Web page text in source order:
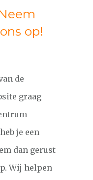
op!
de
graag
je een
dan gerust
Wij helpen